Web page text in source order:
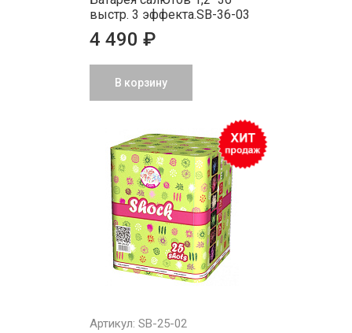
выстр. 3 эффекта.SB-36-03
4 490 ₽
В корзину
Артикул: SB-25-02